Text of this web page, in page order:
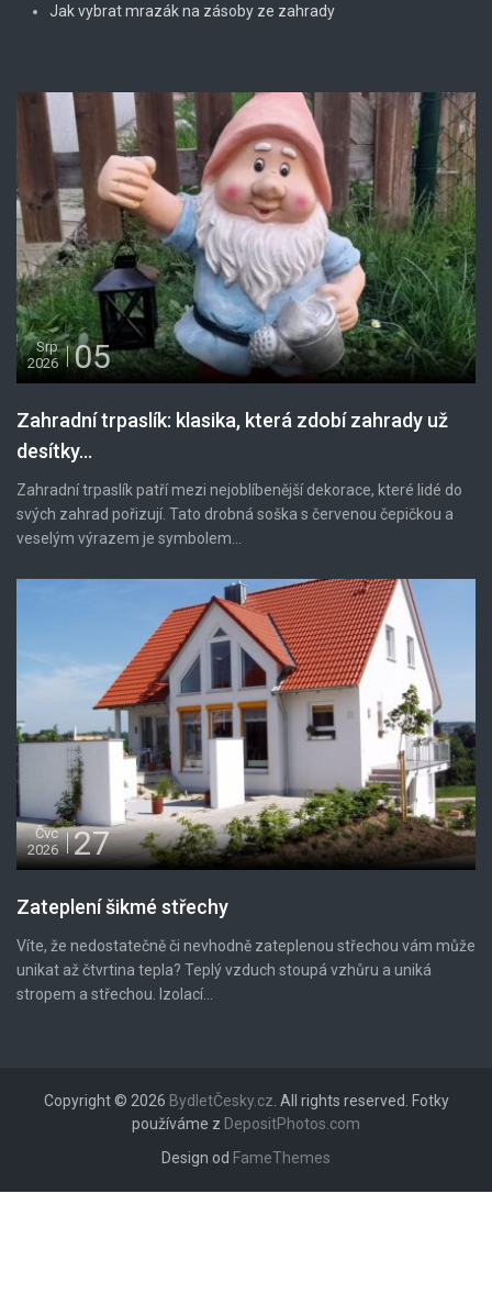
Jak vybrat mrazák na zásoby ze zahrady
Srp
2026
05
Zahradní trpaslík: klasika, která zdobí zahrady už
desítky...
Zahradní trpaslík patří mezi nejoblíbenější dekorace, které lidé do
svých zahrad pořizují. Tato drobná soška s červenou čepičkou a
veselým výrazem je symbolem...
Čvc
2026
27
Zateplení šikmé střechy
Víte, že nedostatečně či nevhodně zateplenou střechou vám může
unikat až čtvrtina tepla? Teplý vzduch stoupá vzhůru a uniká
stropem a střechou. Izolací...
Copyright © 2026 BydletČesky.cz . All rights reserved. Fotky
používáme z DepositPhotos.com
Design od FameThemes